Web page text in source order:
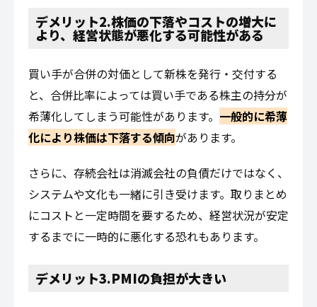
デメリット2.株価の下落やコストの増大に
より、経営状態が悪化する可能性がある
買い手が合併の対価として新株を発行・交付する
と、合併比率によっては買い手である株主の持分が
希薄化してしまう可能性があります。 一般的に希薄
化により株価は下落する傾向があります。
さらに、存続会社は消滅会社の負債だけではなく、
システムや文化も一緒に引き受けます。取りまとめ
にコストと一定時間を要するため、経営状況が安定
するまでに一時的に悪化する恐れもあります。
デメリット3.PMIの負担が大きい